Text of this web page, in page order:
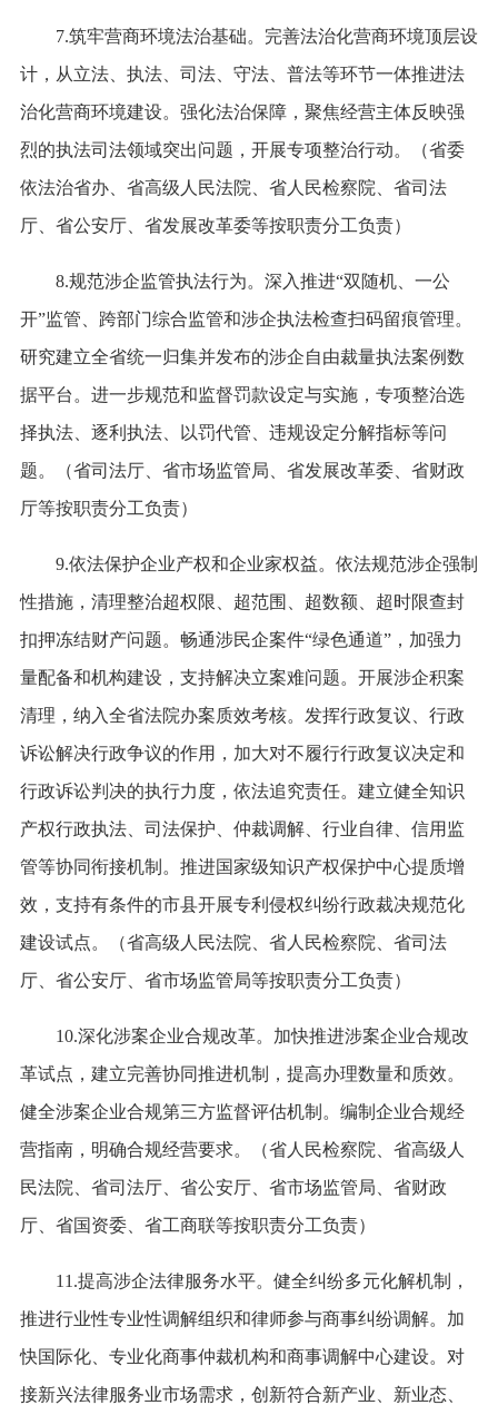
7.筑牢营商环境法治基础。完善法治化营商环境顶层设
计，从立法、执法、司法、守法、普法等环节一体推进法
治化营商环境建设。强化法治保障，聚焦经营主体反映强
烈的执法司法领域突出问题，开展专项整治行动。（省委
依法治省办、省高级人民法院、省人民检察院、省司法
厅、省公安厅、省发展改革委等按职责分工负责）
8.规范涉企监管执法行为。深入推进“双随机、一公
开”监管、跨部门综合监管和涉企执法检查扫码留痕管理。
研究建立全省统一归集并发布的涉企自由裁量执法案例数
据平台。进一步规范和监督罚款设定与实施，专项整治选
择执法、逐利执法、以罚代管、违规设定分解指标等问
题。（省司法厅、省市场监管局、省发展改革委、省财政
厅等按职责分工负责）
9.依法保护企业产权和企业家权益。依法规范涉企强制
性措施，清理整治超权限、超范围、超数额、超时限查封
扣押冻结财产问题。畅通涉民企案件“绿色通道”，加强力
量配备和机构建设，支持解决立案难问题。开展涉企积案
清理，纳入全省法院办案质效考核。发挥行政复议、行政
诉讼解决行政争议的作用，加大对不履行行政复议决定和
行政诉讼判决的执行力度，依法追究责任。建立健全知识
产权行政执法、司法保护、仲裁调解、行业自律、信用监
管等协同衔接机制。推进国家级知识产权保护中心提质增
效，支持有条件的市县开展专利侵权纠纷行政裁决规范化
建设试点。（省高级人民法院、省人民检察院、省司法
厅、省公安厅、省市场监管局等按职责分工负责）
10.深化涉案企业合规改革。加快推进涉案企业合规改
革试点，建立完善协同推进机制，提高办理数量和质效。
健全涉案企业合规第三方监督评估机制。编制企业合规经
营指南，明确合规经营要求。（省人民检察院、省高级人
民法院、省司法厅、省公安厅、省市场监管局、省财政
厅、省国资委、省工商联等按职责分工负责）
11.提高涉企法律服务水平。健全纠纷多元化解机制，
推进行业性专业性调解组织和律师参与商事纠纷调解。加
快国际化、专业化商事仲裁机构和商事调解中心建设。对
接新兴法律服务业市场需求，创新符合新产业、新业态、